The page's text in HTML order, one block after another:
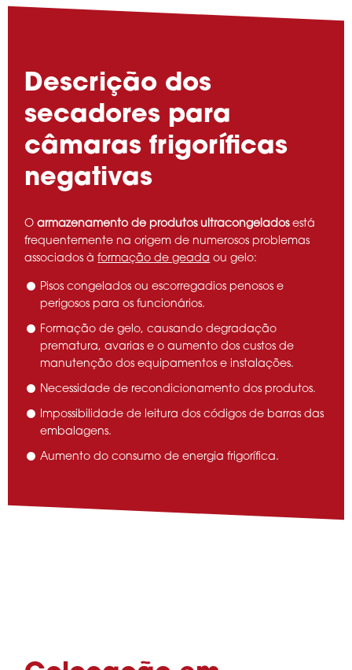
Descrição dos
secadores para
câmaras frigoríficas
negativas
Oarmazenamento de produtos ultracongeladosestá
frequentemente na origem de numerosos problemas
associados àformação de geada ou gelo:
Pisos congelados ou escorregadios penosos e
perigosos para os funcionários.
Formação de gelo, causando degradação
prematura, avarias e o aumento dos custos de
manutenção dos equipamentos e instalações.
Necessidade de recondicionamento dos produtos.
Impossibilidade de leitura dos códigos de barras das
embalagens.
Aumento do consumo de energia frigorífica.